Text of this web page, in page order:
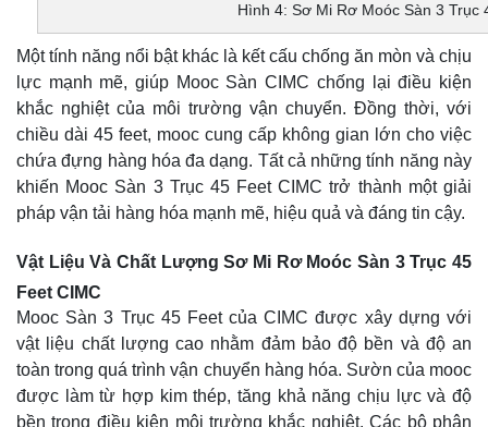
Hình 4: Sơ Mi Rơ Moóc Sàn 3 Trục
Một tính năng nổi bật khác là kết cấu chống ăn mòn và chịu
lực mạnh mẽ, giúp Mooc Sàn CIMC chống lại điều kiện
khắc nghiệt của môi trường vận chuyển. Đồng thời, với
chiều dài 45 feet, mooc cung cấp không gian lớn cho việc
chứa đựng hàng hóa đa dạng. Tất cả những tính năng này
khiến Mooc Sàn 3 Trục 45 Feet CIMC trở thành một giải
pháp vận tải hàng hóa mạnh mẽ, hiệu quả và đáng tin cậy.
Vật Liệu Và Chất Lượng Sơ Mi Rơ Moóc Sàn 3 Trục 45
Feet CIMC
Mooc Sàn 3 Trục 45 Feet của CIMC được xây dựng với
vật liệu chất lượng cao nhằm đảm bảo độ bền và độ an
toàn trong quá trình vận chuyển hàng hóa. Sườn của mooc
được làm từ hợp kim thép, tăng khả năng chịu lực và độ
bền trong điều kiện môi trường khắc nghiệt. Các bộ phận